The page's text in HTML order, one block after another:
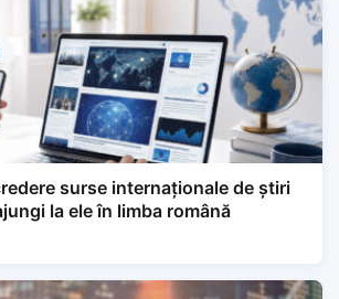
surse internaționale de știri
la ele în limba română